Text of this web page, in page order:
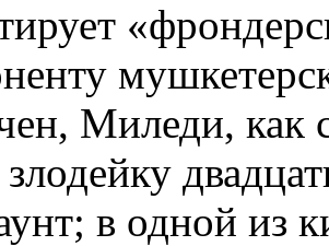
Миледи, как
в одной из